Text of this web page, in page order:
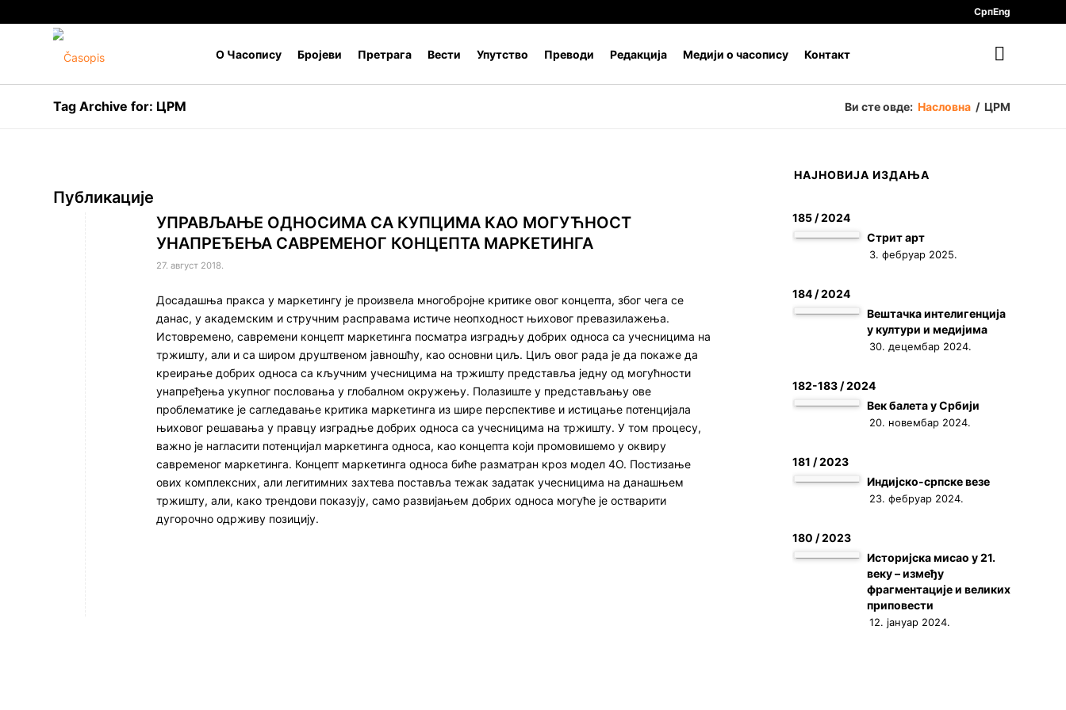
СрпEng
О Часопису Бројеви Претрага Вести Упутство Преводи Редакција Медији о часопису Контакт
Tag Archive for: ЦРМ Ви сте овде: Насловна / ЦРМ
Публикације
УПРАВЉАЊЕ ОДНОСИМА СА КУПЦИМА КАО МОГУЋНОСТ
УНАПРЕЂЕЊА САВРЕМЕНОГ КОНЦЕПТА МАРКЕТИНГА
27. август 2018.
Досадашња пракса у маркетингу је произвела многобројне критике овог концепта, због чега се
данас, у академским и стручним расправама истиче неопходност њиховог превазилажења.
Истовремено, савремени концепт маркетинга посматра изградњу добрих односа са учесницима на
тржишту, али и са широм друштвеном јавношћу, као основни циљ. Циљ овог рада је да покаже да
креирање добрих односа са кључним учесницима на тржишту представља једну од могућности
унапређења укупног пословања у глобалном окружењу. Полазиште у представљању ове
проблематике је сагледавање критика маркетинга из шире перспективе и истицање потенцијала
њиховог решавања у правцу изградње добрих односа са учесницима на тржишту. У том процесу,
важно је нагласити потенцијал маркетинга односа, као концепта који промовишемо у оквиру
савременог маркетинга. Концепт маркетинга односа биће разматран кроз модел 4О. Постизање
ових комплексних, али легитимних захтева поставља тежак задатак учесницима на данашњем
тржишту, али, како трендови показују, само развијањем добрих односа могуће је остварити
дугорочно одрживу позицију.
НАЈНОВИЈА ИЗДАЊА
185 / 2024
Стрит арт
3. фебруар 2025.
184 / 2024
Вештачка интелигенција
у култури и медијима
30. децембар 2024.
182-183 / 2024
Век балета у Србији
20. новембар 2024.
181 / 2023
Индијско-српске везе
23. фебруар 2024.
180 / 2023
Историјска мисао у 21.
веку – између
фрагментације и великих
приповести
12. јануар 2024.